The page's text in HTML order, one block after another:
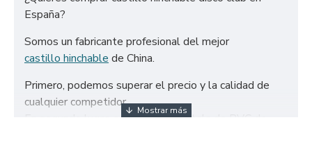
España?
Somos un fabricante profesional del mejor
castillo hinchable de China.
Primero, podemos superar el precio y la calidad de
cualquier competidor.
En segundo lugar, solo utilizamos tela de PVC de